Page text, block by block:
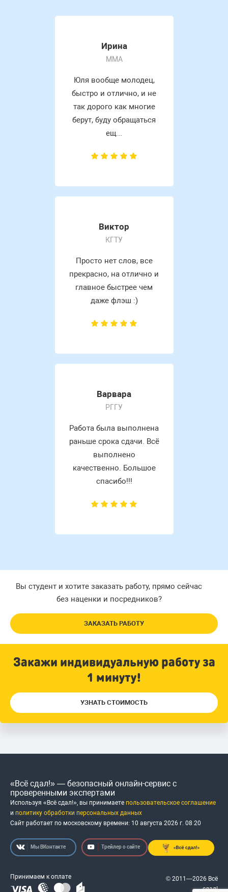
Ирина
MMA
Юля вообще молодец,
быстро и отлично, и не
так дорого как многие
берут, буду обращаться
ещ...
Виктор
КГТУ
Просто нет слов, все
прекрасно, на отлично и
главное быстрее чем
даже флэш :)
Варвара
РГГУ
Работа была выполнена
раньше срока сдачи. Всё
выполнено
качественно. Большое
спасибо!!!
Вы студент и хотите заказать работу, прямо сейчас
без наценки и посредников?
ЗАКАЗАТЬ РАБОТУ
Закажи индивидуальную работу за
1 минуту!
УЗНАТЬ СТОИМОСТЬ
«Всё сдал!» — безопасный онлайн-сервис с
проверенными экспертами
Используя «Всё сдал!», вы принимаете пользовательское соглашение
и политику обработки персональных данных
Сайт работает по московскому времени: 10 августа 2026 г. 08:20
Мы ВКонтакте Трейлер о сайте
Принимаем к оплате
© 2011—2026 Всё
сдал!